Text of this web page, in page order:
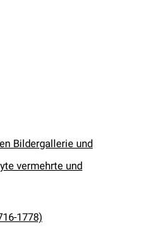
Bildergallerie und
vermehrte und
1778)